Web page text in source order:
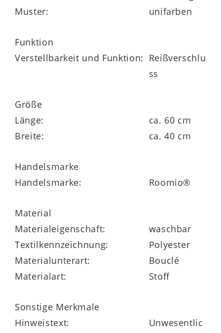
Abmessungen
Größen bestellbar
Muster:
unifarben
Funktion
Verstellbarkeit und Funktion: Reißverschlu
ss
Größe
Länge:
ca. 60 cm
Breite:
ca. 40 cm
Handelsmarke
Handelsmarke:
Roomio®
Material
Materialeigenschaft:
waschbar
Textilkennzeichnung:
Polyester
Materialunterart:
Bouclé
Materialart:
Stoff
Sonstige Merkmale
Hinweistext:
Unwesentlic